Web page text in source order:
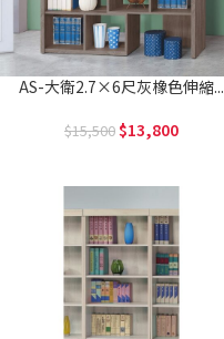
AS-大衛2.7×6尺灰橡色伸縮...
15,500 13,800